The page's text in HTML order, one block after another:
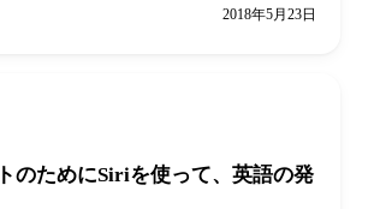
2018年5月23日
のためにSiriを使って、英語の発